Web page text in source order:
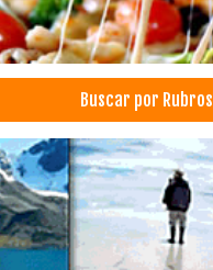
Carga Internacional
Carga Nacional
de Maquinaria
Belleza
Buscar por Rubros